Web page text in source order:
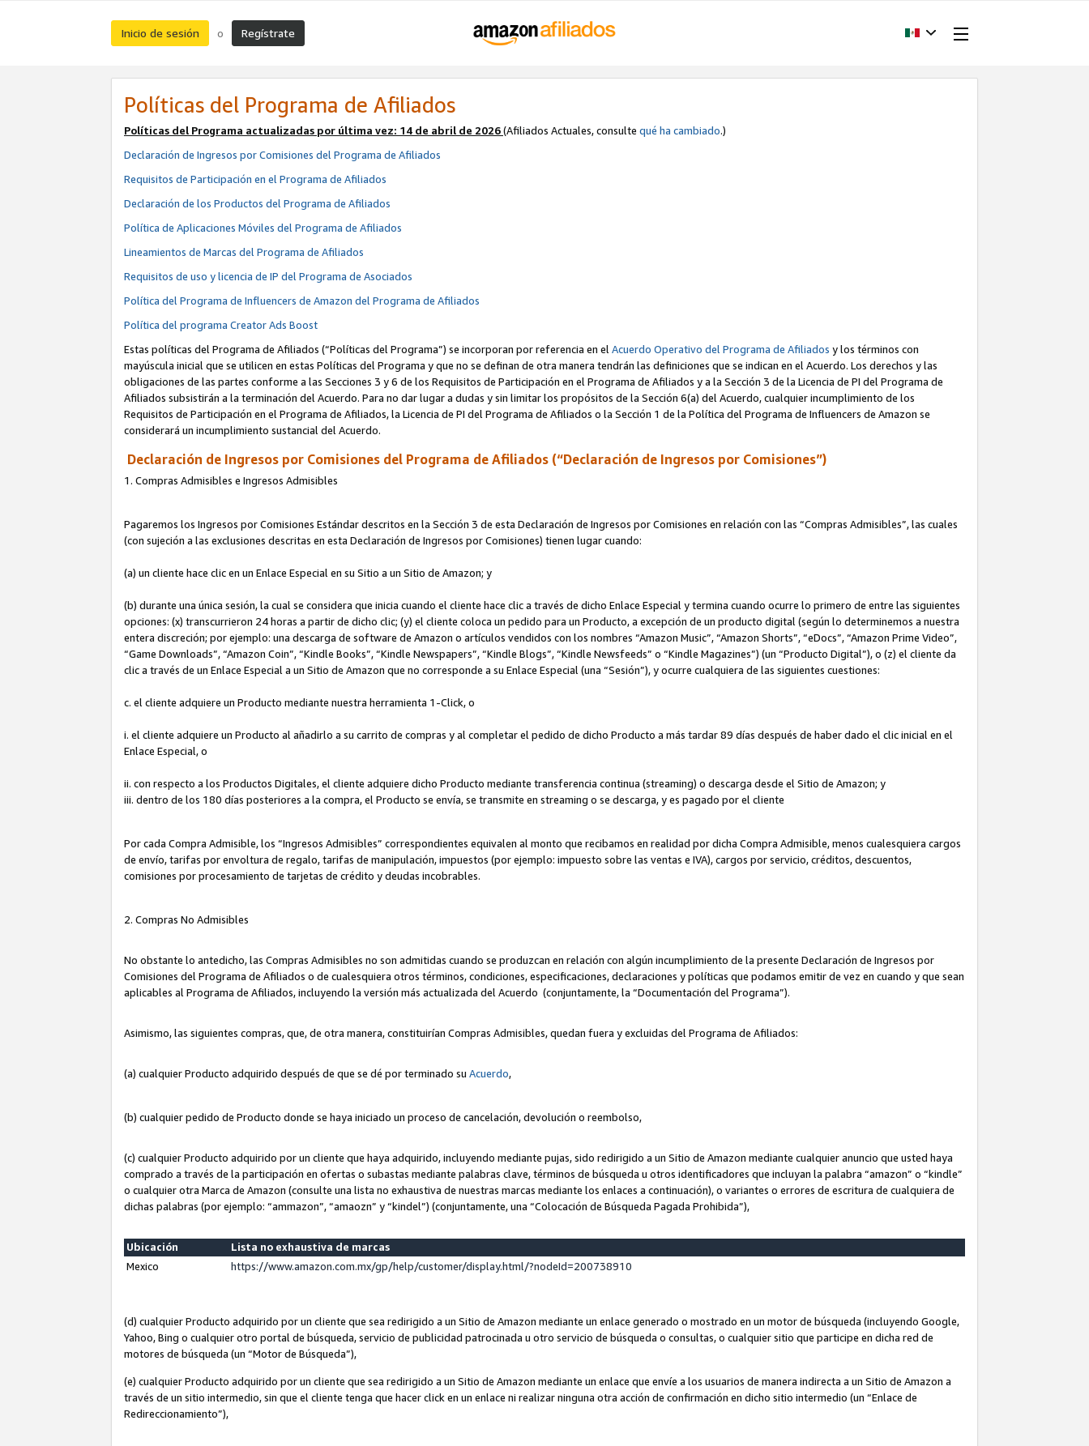
Inicio de sesión o Regístrate
Políticas del Programa de Afiliados
Políticas del Programa actualizadas por última vez: 14 de abril de 2026(Afiliados Actuales, consulte qué ha cambiado.)
Declaración de Ingresos por Comisiones del Programa de Afiliados
Requisitos de Participación en el Programa de Afiliados
Declaración de los Productos del Programa de Afiliados
Política de Aplicaciones Móviles del Programa de Afiliados
Lineamientos de Marcas del Programa de Afiliados
Requisitos de uso y licencia de IP del Programa de Asociados
Política del Programa de Influencers de Amazon del Programa de Afiliados
Política del programa Creator Ads Boost
Estas políticas del Programa de Afiliados (“Políticas del Programa”) se incorporan por referencia en elAcuerdo Operativo del Programa de Afiliados y los términos con
mayúscula inicial que se utilicen en estas Políticas del Programa y que no se definan de otra manera tendrán las definiciones que se indican en el Acuerdo. Los derechos y las
obligaciones de las partes conforme a las Secciones 3 y 6 de los Requisitos de Participación en el Programa de Afiliados y a la Sección 3 de la Licencia de PI del Programa de
Afiliados subsistirán a la terminación del Acuerdo. Para no dar lugar a dudas y sin limitar los propósitos de la Sección 6(a) del Acuerdo, cualquier incumplimiento de los
Requisitos de Participación en el Programa de Afiliados, la Licencia de PI del Programa de Afiliados o la Sección 1 de la Política del Programa de Influencers de Amazon se
considerará un incumplimiento sustancial del Acuerdo.
Declaración de Ingresos por Comisiones del Programa de Afiliados (“Declaración de Ingresos por Comisiones”)
1. Compras Admisibles e Ingresos Admisibles
Pagaremos los Ingresos por Comisiones Estándar descritos en la Sección 3 de esta Declaración de Ingresos por Comisiones en relación con las “Compras Admisibles”, las cuales
(con sujeción a las exclusiones descritas en esta Declaración de Ingresos por Comisiones) tienen lugar cuando:
(a) un cliente hace clic en un Enlace Especial en su Sitio a un Sitio de Amazon; y
(b) durante una única sesión, la cual se considera que inicia cuando el cliente hace clic a través de dicho Enlace Especial y termina cuando ocurre lo primero de entre las siguientes
opciones: (x) transcurrieron 24 horas a partir de dicho clic; (y) el cliente coloca un pedido para un Producto, a excepción de un producto digital (según lo determinemos a nuestra
entera discreción; por ejemplo: una descarga de software de Amazon o artículos vendidos con los nombres “Amazon Music”, “Amazon Shorts”, “eDocs”, “Amazon Prime Video”,
“Game Downloads”, “Amazon Coin”, “Kindle Books”, “Kindle Newspapers”, “Kindle Blogs”, “Kindle Newsfeeds” o “Kindle Magazines”) (un “Producto Digital”), o (z) el cliente da
clic a través de un Enlace Especial a un Sitio de Amazon que no corresponde a su Enlace Especial (una “Sesión”), y ocurre cualquiera de las siguientes cuestiones:
c. el cliente adquiere un Producto mediante nuestra herramienta 1-Click, o
i. el cliente adquiere un Producto al añadirlo a su carrito de compras y al completar el pedido de dicho Producto a más tardar 89 días después de haber dado el clic inicial en el
Enlace Especial, o
ii. con respecto a los Productos Digitales, el cliente adquiere dicho Producto mediante transferencia continua (streaming) o descarga desde el Sitio de Amazon; y
iii. dentro de los 180 días posteriores a la compra, el Producto se envía, se transmite en streaming o se descarga, y es pagado por el cliente
Por cada Compra Admisible, los “Ingresos Admisibles” correspondientes equivalen al monto que recibamos en realidad por dicha Compra Admisible, menos cualesquiera cargos
de envío, tarifas por envoltura de regalo, tarifas de manipulación, impuestos (por ejemplo: impuesto sobre las ventas e IVA), cargos por servicio, créditos, descuentos,
comisiones por procesamiento de tarjetas de crédito y deudas incobrables.
2. Compras No Admisibles
No obstante lo antedicho, las Compras Admisibles no son admitidas cuando se produzcan en relación con algún incumplimiento de la presente Declaración de Ingresos por
Comisiones del Programa de Afiliados o de cualesquiera otros términos, condiciones, especificaciones, declaraciones y políticas que podamos emitir de vez en cuando y que sean
aplicables al Programa de Afiliados, incluyendo la versión más actualizada del Acuerdo (conjuntamente, la “Documentación del Programa”).
Asimismo, las siguientes compras, que, de otra manera, constituirían Compras Admisibles, quedan fuera y excluidas del Programa de Afiliados:
(a) cualquier Producto adquirido después de que se dé por terminado su Acuerdo,
(b) cualquier pedido de Producto donde se haya iniciado un proceso de cancelación, devolución o reembolso,
(c) cualquier Producto adquirido por un cliente que haya adquirido, incluyendo mediante pujas, sido redirigido a un Sitio de Amazon mediante cualquier anuncio que usted haya
comprado a través de la participación en ofertas o subastas mediante palabras clave, términos de búsqueda u otros identificadores que incluyan la palabra “amazon” o “kindle”
o cualquier otra Marca de Amazon (consulte una lista no exhaustiva de nuestras marcas mediante los enlaces a continuación), o variantes o errores de escritura de cualquiera de
dichas palabras (por ejemplo: “ammazon”, “amaozn” y “kindel”) (conjuntamente, una “Colocación de Búsqueda Pagada Prohibida”),
Ubicación
Lista no exhaustiva de marcas
Mexico
https://www.amazon.com.mx/gp/help/customer/display.html/?nodeId=200738910
(d) cualquier Producto adquirido por un cliente que sea redirigido a un Sitio de Amazon mediante un enlace generado o mostrado en un motor de búsqueda (incluyendo Google,
Yahoo, Bing o cualquier otro portal de búsqueda, servicio de publicidad patrocinada u otro servicio de búsqueda o consultas, o cualquier sitio que participe en dicha red de
motores de búsqueda (un “Motor de Búsqueda”),
(e) cualquier Producto adquirido por un cliente que sea redirigido a un Sitio de Amazon mediante un enlace que envíe a los usuarios de manera indirecta a un Sitio de Amazon a
través de un sitio intermedio, sin que el cliente tenga que hacer click en un enlace ni realizar ninguna otra acción de confirmación en dicho sitio intermedio (un “Enlace de
Redireccionamiento”),